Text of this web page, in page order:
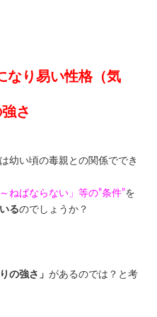
り易い性格（気
さ
幼い頃の毒親との関係ででき
～ねばならない」等の”条件”を
るのでしょうか？
の強さ」 があるのでは？と考